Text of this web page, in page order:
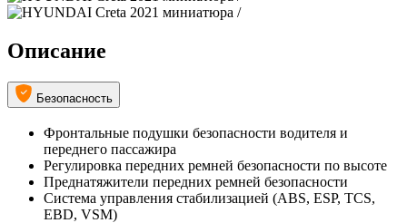
Описание
Безопасность
Фронтальные подушки безопасности водителя и
переднего пассажира
Регулировка передних ремней безопасности по высоте
Преднатяжители передних ремней безопасности
Система управления стабилизацией (ABS, ESP, TCS,
EBD, VSM)